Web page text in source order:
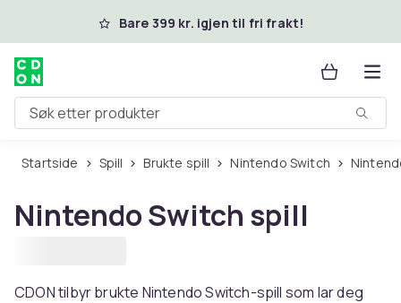
Hopp til hovedinnholdBare 399 kr. igjen til fri frakt!
Søk etter produkter
Startside Spill Brukte spill Nintendo Switch
Nintendo Switch spill
CDON tilbyr brukte Nintendo Switch-spill som lar deg